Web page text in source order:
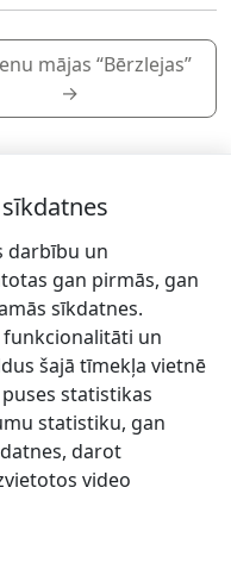
mājas “Bērzlejas”
→
nepalaid garām
e-pasta adresi.
darbību un
gan pirmās, gan
sīkdatnes.
un
šajā tīmekļa vietnē
statistikas
statistiku, gan
darot
video